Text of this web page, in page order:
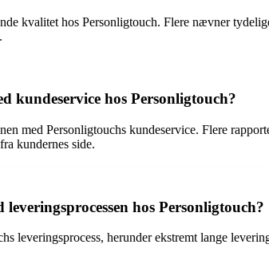
kvalitet hos Personligtouch. Flere nævner
kundeservice hos Personligtouch?
med Personligtouchs kundeservice. Flere
kundernes side.
hos Personligtouch?
leveringsprocess, herunder ekstremt lange